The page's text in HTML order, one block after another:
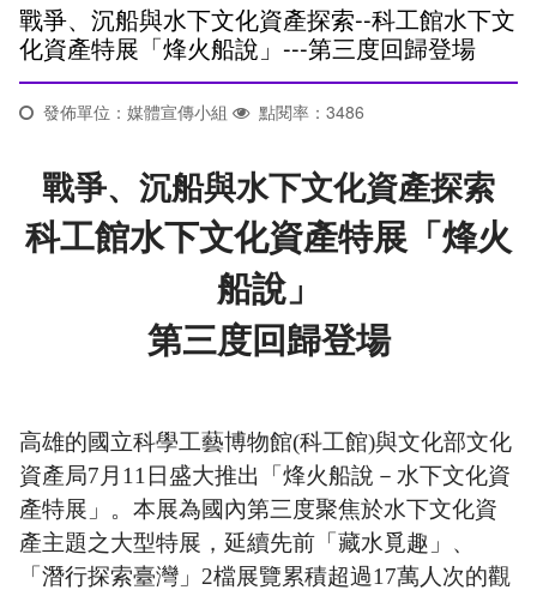
關於我們
English
戰爭、沉船與水下文化資產探索--科工館水下文
化資產特展「烽火船說」---第三度回歸登場
發佈單位：媒體宣傳小組 點閱率：3486
戰爭、沉船與水下文化資產探索
科工館水下文化資產特展「烽火
船說」
第三度回歸登場
高雄的國立科學工藝博物館(科工館)與文化部文化
資產局7月11日盛大推出「烽火船說－水下文化資
產特展」。本展為國內第三度聚焦於水下文化資
產主題之大型特展，延續先前「藏水覓趣」、
「潛行探索臺灣」2檔展覽累積超過17萬人次的觀